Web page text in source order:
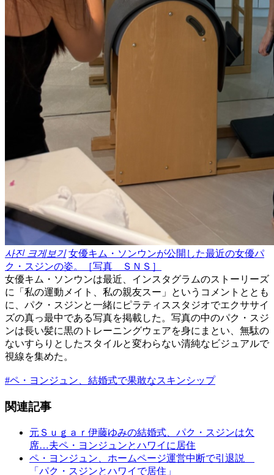
사진 크게보기 女優キム・ソンウンが公開した最近の女優パ
ク・スジンの姿。［写真 ＳＮＳ］
女優キム・ソンウンは最近、インスタグラムのストーリーズ
に「私の運動メイト、私の親友スー」というコメントととも
に、パク・スジンと一緒にピラティススタジオでエクササイ
ズの真っ最中である写真を掲載した。写真の中のパク・スジ
ンは長い髪に黒のトレーニングウェアを身にまとい、無駄の
ないすらりとしたスタイルと変わらない清純なビジュアルで
視線を集めた。
#ペ・ヨンジュン、結婚式で果敢なスキンシップ
関連記事
元Ｓｕｇａｒ伊藤ゆみの結婚式、パク・スジンは欠
席…夫ペ・ヨンジュンとハワイに居住
ペ・ヨンジュン、ホームページ運営中断で引退説
「パク・スジンとハワイで居住」